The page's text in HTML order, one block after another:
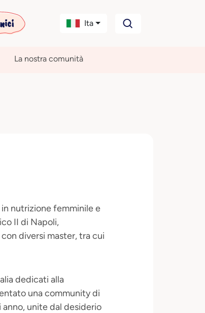
Ita
La nostra comunità
nutrizione femminile e
II di Napoli,
diversi master, tra cui
dedicati alla
una community di
unite dal desiderio